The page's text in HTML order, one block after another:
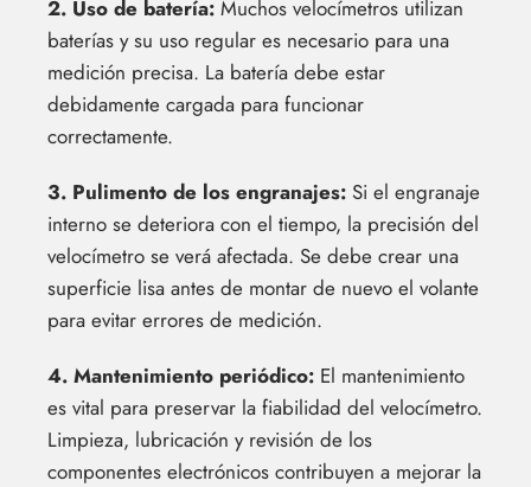
2. Uso de batería: Muchos velocímetros utilizan
baterías y su uso regular es necesario para una
medición precisa. La batería debe estar
debidamente cargada para funcionar
correctamente.
3. Pulimento de los engranajes: Si el engranaje
interno se deteriora con el tiempo, la precisión del
velocímetro se verá afectada. Se debe crear una
superficie lisa antes de montar de nuevo el volante
para evitar errores de medición.
4. Mantenimiento periódico: El mantenimiento
es vital para preservar la fiabilidad del velocímetro.
Limpieza, lubricación y revisión de los
componentes electrónicos contribuyen a mejorar la